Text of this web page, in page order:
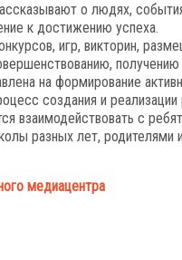
о людях,
к достижению успеха.
игр, викторин,
получению
на формирование
создания и
взаимодействовать с
разных лет,
медиацентра